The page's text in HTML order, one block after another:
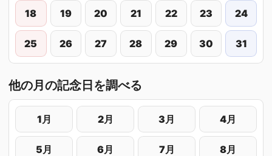
18 19 20 21 22 23 24
25 26 27 28 29 30 31
他の月の記念日を調べる
1月 2月 3月 4月
5月 6月 7月 8月